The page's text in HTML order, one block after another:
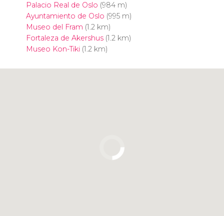
Palacio Real de Oslo (984 m)
Ayuntamiento de Oslo (995 m)
Museo del Fram (1.2 km)
Fortaleza de Akershus(1.2 km)
Museo Kon-Tiki(1.2 km)